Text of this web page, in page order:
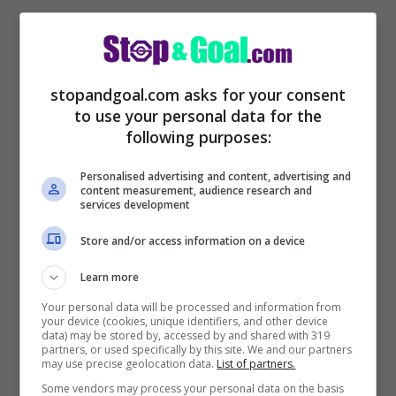
Quique Setien il prossimo allenatore del
Villarreal
dal progetto del
come rivelato da
Villarreal, Setien al posto
di Emery
stopandgoal.com asks for your consent
to use your personal data for the
following purposes:
Personalised advertising and content, advertising and
content measurement, audience research and
services development
Store and/or access information on a device
Learn more
Your personal data will be processed and information from
your device (cookies, unique identifiers, and other device
data) may be stored by, accessed by and shared with 319
partners, or used specifically by this site. We and our partners
may use precise geolocation data. List of partners.
Some vendors may process your personal data on the basis